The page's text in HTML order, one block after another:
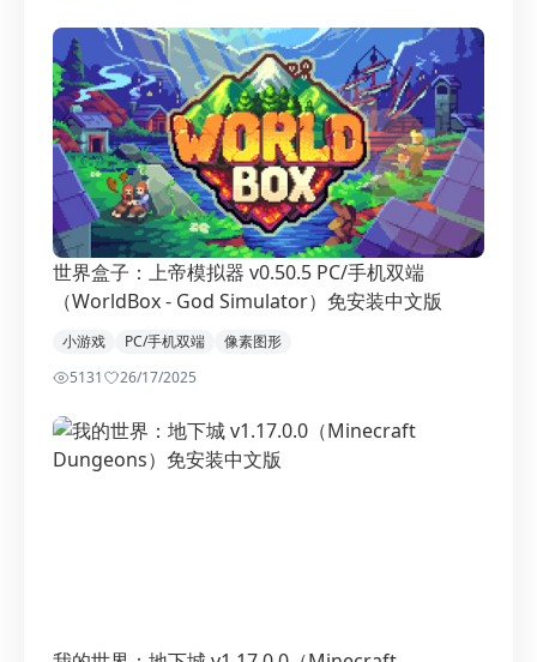
世界盒子：上帝模拟器 v0.50.5 PC/手机双端
（WorldBox - God Simulator）免安装中文版
小游戏 PC/手机双端
像素图形
5131
26/17/2025